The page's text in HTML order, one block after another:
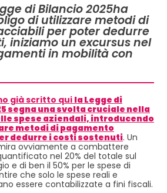
di Bilancio 2025ha
di utilizzare metodi di
per poter dedurre
iniziamo un excursus nel
in mobilità con
già scritto qui la Legge di
segna una svolta cruciale nella
spese aziendali, introducendo
metodi di pagamento
dedurre i costi sostenuti. Un
ovviamente a combattere
nel 20% del totale sul
e di ben il 50% per le spese di
che solo le spese reali e
essere contabilizzate a fini fiscali.